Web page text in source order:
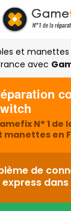
et
avec
N° 1
manettes en
de